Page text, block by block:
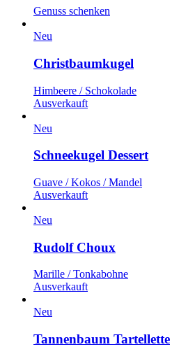
Genuss schenken
Neu
Christbaumkugel
Himbeere / Schokolade
Ausverkauft
Neu
Schneekugel Dessert
Guave / Kokos / Mandel
Ausverkauft
Neu
Rudolf Choux
Marille / Tonkabohne
Ausverkauft
Neu
Tannenbaum Tartellette